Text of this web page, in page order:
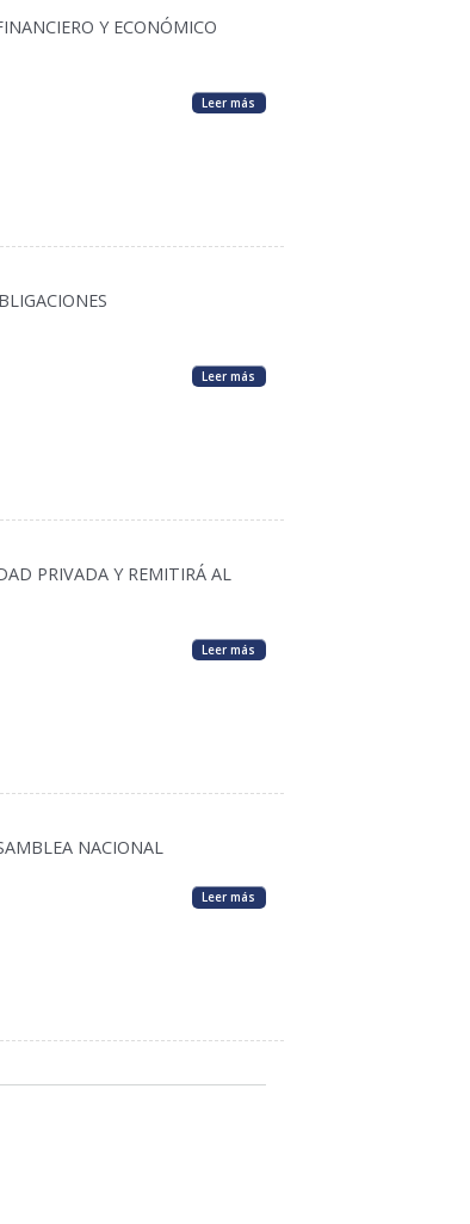
Y ECONÓMICO
Leer más
Leer más
PRIVADA Y REMITIRÁ AL
Leer más
NACIONAL
Leer más